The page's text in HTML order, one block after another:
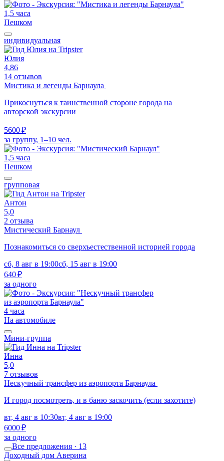
1,5 часа
Пешком
индивидуальная
Юлия
4,86
14 отзывов
Мистика и легенды Барнаула
Прикоснуться к таинственной стороне города на
авторской экскурсии
5600 ₽
за группу, 1–10 чел.
1,5 часа
Пешком
групповая
Антон
5,0
2 отзыва
Мистический Барнаул
Познакомиться со сверхъестественной историей города
сб, 8 авг в 19:00сб, 15 авг в 19:00
640 ₽
за одного
4 часа
На автомобиле
Мини-группа
Инна
5,0
7 отзывов
Нескучный трансфер из аэропорта Барнаула
И город посмотреть, и в баню заскочить (если захотите)
вт, 4 авг в 10:30вт, 4 авг в 19:00
6000 ₽
за одного
Все предложения · 13
Доходный дом Аверина